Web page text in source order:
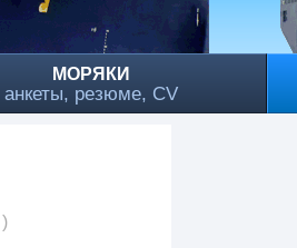
МОРЯКИ
анкеты, резюме, CV